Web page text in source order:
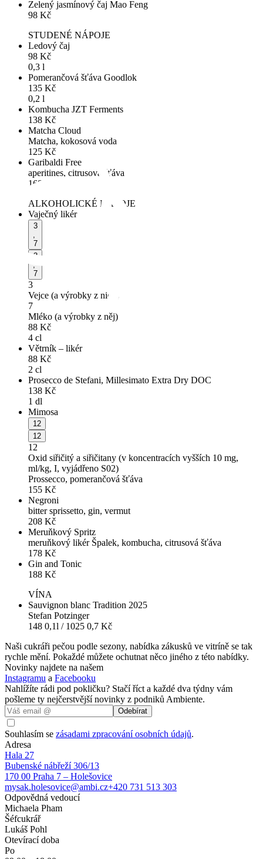
Zelený jasmínový čaj Mao Feng
98 Kč
STUDENÉ NÁPOJE
Ledový čaj
98 Kč
0,3 l
Pomerančová šťáva Goodlok
135 Kč
0,2 l
Kombucha JZT Ferments
138 Kč
Matcha Cloud
Matcha, kokosová voda
125 Kč
Garibaldi Free
aperitines, citrusová šťáva
168
ALKOHOLICKÉ NÁPOJE
Vaječný likér
3
7
3
7
3
Vejce (a výrobky z nich)
7
Mléko (a výrobky z něj)
88 Kč
4 cl
Větrník – likér
88 Kč
2 cl
Prosecco de Stefani, Millesimato Extra Dry DOC
138 Kč
1 dl
Mimosa
12
12
12
Oxid siřičitý a siřičitany (v koncentracích vyšších 10 mg,
ml/kg, I, vyjádřeno S02)
Prossecco, pomerančová šťáva
155 Kč
Negroni
bitter sprissetto, gin, vermut
208 Kč
Meruňkový Spritz
meruňkový likér Špalek, kombucha, citrusová šťáva
178 Kč
Gin and Tonic
188 Kč
VÍNA
Sauvignon blanc Tradition 2025
Stefan Potzinger
148 0,1l / 1025 0,7 Kč
Naši cukráři pečou podle sezony, nabídka zákusků ve vitríně se tak
rychle mění. Pokaždé můžete ochutnat něco jiného z této nabídky.
Novinky najdete na našem
Instagramu a Facebooku
Nahlížíte rádi pod pokličku? Stačí říct a každé dva týdny vám
pošleme ty nejčerstvější novinky z podniků Ambiente.
Odebírat
Souhlasím se zásadami zpracování osobních údajů.
Adresa
Hala 27
Bubenské nábřeží 306/13
170 00 Praha 7 – Holešovice
mysak.holesovice@ambi.cz+420 731 513 303
Odpovědná vedoucí
Michaela Pham
Šéfcukrář
Lukáš Pohl
Otevírací doba
Po